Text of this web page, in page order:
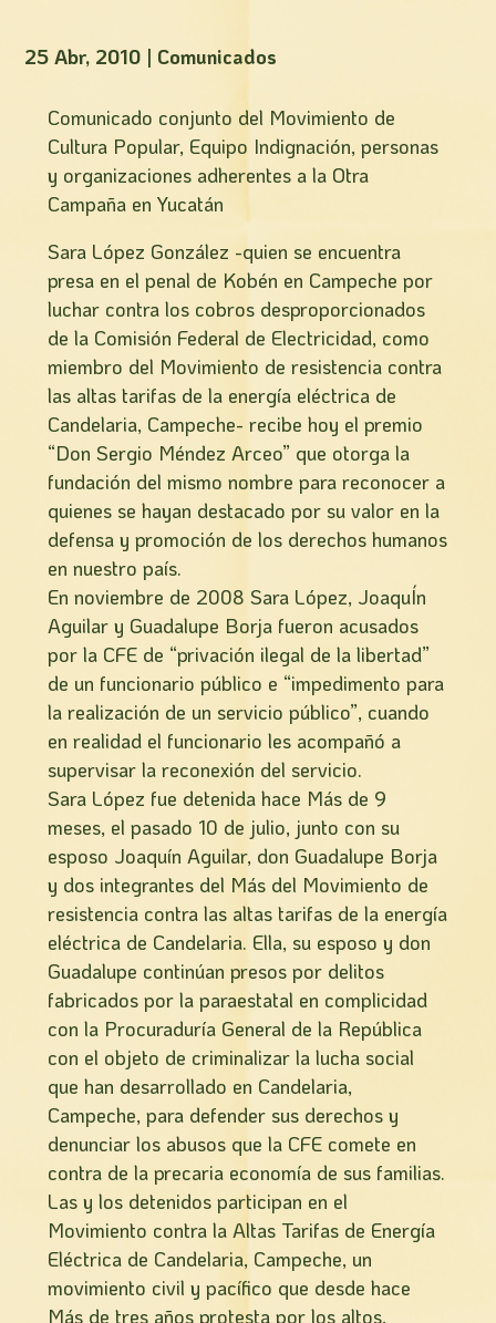
25 Abr, 2010 | Comunicados
Comunicado conjunto del Movimiento de
Cultura Popular, Equipo Indignación, personas
y organizaciones adherentes a la Otra
Campaña en Yucatán
Sara López González -quien se encuentra
presa en el penal de Kobén en Campeche por
luchar contra los cobros desproporcionados
de la Comisión Federal de Electricidad, como
miembro del Movimiento de resistencia contra
las altas tarifas de la energía eléctrica de
Candelaria, Campeche- recibe hoy el premio
“Don Sergio Méndez Arceo” que otorga la
fundación del mismo nombre para reconocer a
quienes se hayan destacado por su valor en la
defensa y promoción de los derechos humanos
en nuestro país.
En noviembre de 2008 Sara López, JoaquÍ­n
Aguilar y Guadalupe Borja fueron acusados
por la CFE de “privación ilegal de la libertad”
de un funcionario público e “impedimento para
la realización de un servicio público”, cuando
en realidad el funcionario les acompañó a
supervisar la reconexión del servicio.
Sara López fue detenida hace Más de 9
meses, el pasado 10 de julio, junto con su
esposo Joaquín Aguilar, don Guadalupe Borja
y dos integrantes del Más del Movimiento de
resistencia contra las altas tarifas de la energía
eléctrica de Candelaria. Ella, su esposo y don
Guadalupe continúan presos por delitos
fabricados por la paraestatal en complicidad
con la Procuraduría General de la República
con el objeto de criminalizar la lucha social
que han desarrollado en Candelaria,
Campeche, para defender sus derechos y
denunciar los abusos que la CFE comete en
contra de la precaria economía de sus familias.
Las y los detenidos participan en el
Movimiento contra la Altas Tarifas de Energía
Eléctrica de Candelaria, Campeche, un
movimiento civil y pacífico que desde hace
Más de tres años protesta por los altos,